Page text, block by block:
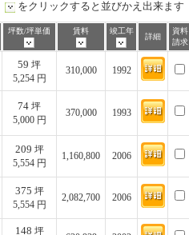
をクリックすると並びかえ出来ます
坪数/坪単価 賃料 竣工年
詳細
資料
請求
59 坪
5,254 円
310,000 1992
74 坪
5,000 円
370,000 1993
209 坪
5,554 円
1,160,800 2006
375 坪
5,554 円
2,082,700 2006
148 坪